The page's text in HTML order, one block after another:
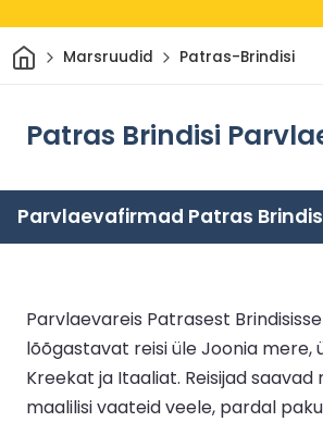
Avaleht
Marsruudid Patras-Brindisi
Patras Brindisi
Parvlaevafirmad Patras
Parvlaevareis Patrasest
lõõgastavat reisi üle Joonia mere,
Kreekat ja Itaaliat. Reisijad saavad
maalilisi vaateid veele, pardal